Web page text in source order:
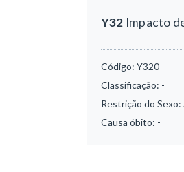
Y32 Impacto
Código: Y320
Classificação: -
Restrição do Sexo:
Causa óbito: -